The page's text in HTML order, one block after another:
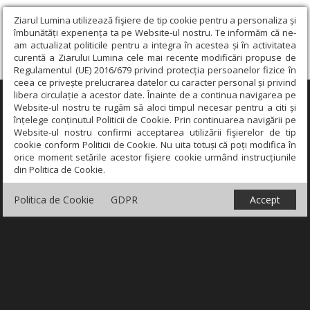
Ziarul Lumina utilizează fişiere de tip cookie pentru a personaliza și
îmbunătăți experiența ta pe Website-ul nostru. Te informăm că ne-
am actualizat politicile pentru a integra în acestea și în activitatea
curentă a Ziarului Lumina cele mai recente modificări propuse de
Regulamentul (UE) 2016/679 privind protecția persoanelor fizice în
ceea ce privește prelucrarea datelor cu caracter personal și privind
libera circulație a acestor date. Înainte de a continua navigarea pe
Website-ul nostru te rugăm să aloci timpul necesar pentru a citi și
înțelege conținutul Politicii de Cookie. Prin continuarea navigării pe
Website-ul nostru confirmi acceptarea utilizării fişierelor de tip
cookie conform Politicii de Cookie. Nu uita totuși că poți modifica în
orice moment setările acestor fişiere cookie urmând instrucțiunile
din Politica de Cookie.
Politica de Cookie GDPR Accept
×